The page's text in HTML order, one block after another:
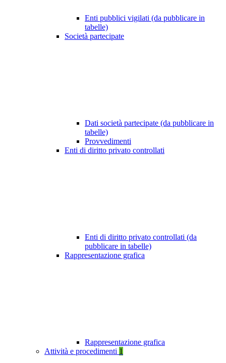
Enti pubblici vigilati (da pubblicare in
tabelle)
Società partecipate
Dati società partecipate (da pubblicare in
tabelle)
Provvedimenti
Enti di diritto privato controllati
Enti di diritto privato controllati (da
pubblicare in tabelle)
Rappresentazione grafica
Rappresentazione grafica
Attività e procedimenti 1